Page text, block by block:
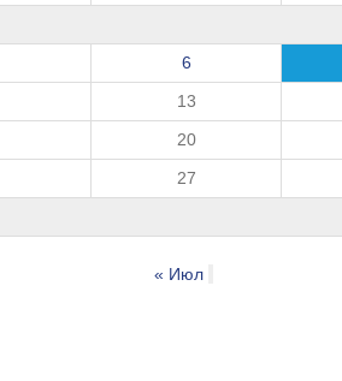
6
13
20
27
« Июл